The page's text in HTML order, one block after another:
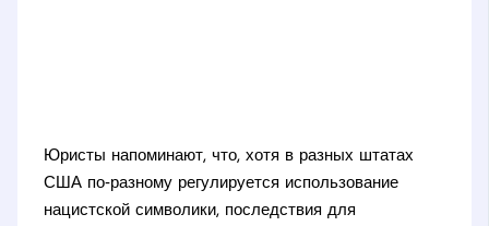
Юристы напоминают, что, хотя в разных штатах
США по‑разному регулируется использование
нацистской символики, последствия для